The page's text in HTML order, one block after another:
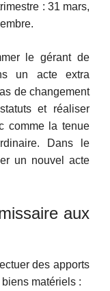
: 31 mars,
le gérant de
un acte extra
de changement
et réaliser
comme la tenue
Dans le
un nouvel acte
aux
des apports
biens matériels :